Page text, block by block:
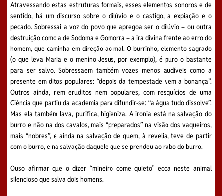
Atravessando estas estruturas formais, esses elementos sonoros e de
sentido, há um discurso sobre o dilúvio e o castigo, a expiação e o
pecado. Sobressai a voz do povo que apregoa ser o dilúvio – ou outra
destruição como a de Sodoma e Gomorra – a ira divina frente ao erro do
homem, que caminha em direção ao mal. O burrinho, elemento sagrado
(o que leva Maria e o menino Jesus, por exemplo), é puro o bastante
para ser salvo. Sobressaem também vozes menos audíveis como a
presente em ditos populares: “depois da tempestade vem a bonança”.
Outros ainda, nem eruditos nem populares, com resquícios de uma
Ciência que partiu da academia para difundir-se: “a água tudo dissolve”.
Mas ela também lava, purifica, higieniza. A ironia está na salvação do
burro e não na dos cavalos, mais “preparados” na visão dos vaqueiros,
mais “nobres”, e ainda na salvação de quem, à revelia, teve de partir
com o burro, e na salvação daquele que se prendeu ao rabo do burro.
Ouso afirmar que o dizer “mineiro come quieto” ecoa neste animal
silencioso que salva dois homens.